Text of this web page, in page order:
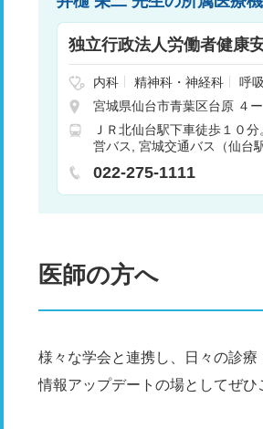
独立行政法人労働者健康
内科 精神科・神経科 呼
病内科
外科 整形外科
科
眼科 耳鼻咽喉科 リ
ケア
麻酔科 歯科 心療
脳神経外科
臨床検査・
宮城県仙台市青葉区台原 ４ー
ＪＲ北仙台駅下車徒歩１０
営バス
宮城交通バス（仙台
022-275-1111
医師の方へ
様々な学会と連携し、日々の診
情報アップデートの場としてぜひ